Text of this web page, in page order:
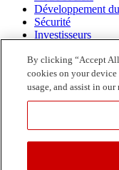
Développement
Sécurité
Investisseurs
Connectez-vous avec nous
Facebook
YouTube
By clicking “Accept
cookies on your
usage, and assist in